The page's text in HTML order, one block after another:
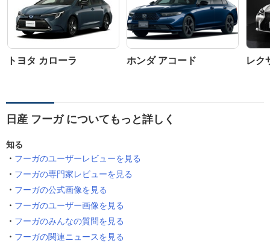
トヨタ カローラ ホンダ アコード レク
日産 フーガ についてもっと詳しく
知る
フーガのユーザーレビューを見る
フーガの専門家レビューを見る
フーガの公式画像を見る
フーガのユーザー画像を見る
フーガのみんなの質問を見る
フーガの関連ニュースを見る